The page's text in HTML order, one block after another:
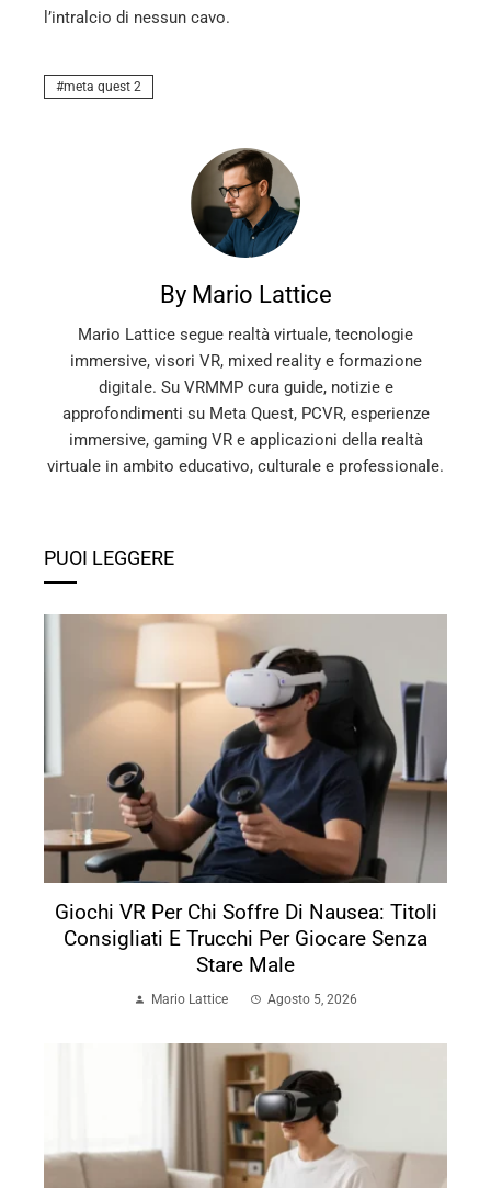
l’intralcio di nessun cavo.
meta quest 2
By Mario Lattice
Mario Lattice segue realtà virtuale, tecnologie
immersive, visori VR, mixed reality e formazione
digitale. Su VRMMP cura guide, notizie e
approfondimenti su Meta Quest, PCVR, esperienze
immersive, gaming VR e applicazioni della realtà
virtuale in ambito educativo, culturale e professionale.
PUOI LEGGERE
Giochi VR Per Chi Soffre Di Nausea: Titoli
Consigliati E Trucchi Per Giocare Senza
Stare Male
Mario Lattice Agosto 5, 2026